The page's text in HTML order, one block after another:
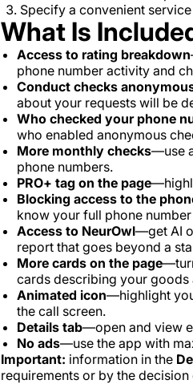
Specify a convenient
What Is
Access to rating breakdown
phone number activity and
Conduct checks
about your requests will be
Who checked your phone
who enabled anonymous
More monthly checks—use
phone numbers.
PRO+ tag on the page
Blocking access to the
know your full phone
Access to NeurOwl—get AI
report that goes beyond a
More cards on the page
cards describing your goods
Animated icon—highlight
the call screen.
Details tab—open and view
No ads—use the app with
Important: information in the
requirements or by the